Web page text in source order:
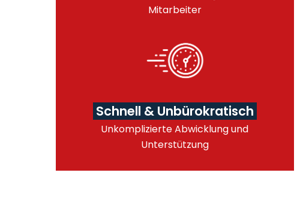
Mitarbeiter
Schnell & Unbürokratisch
Unkomplizierte Abwicklung und
Unterstützung